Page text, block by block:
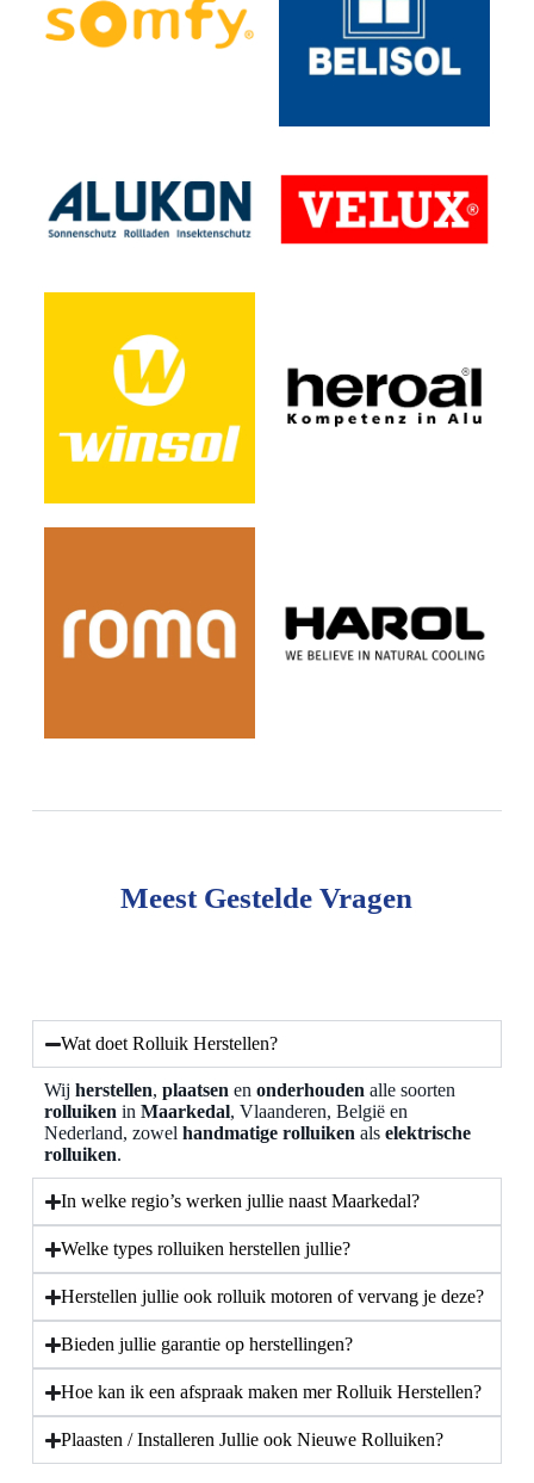
Meest Gestelde Vragen
Wat doet Rolluik Herstellen?
Wij herstellen, plaatsen en onderhouden alle soorten
rolluiken in Maarkedal, Vlaanderen, België en
Nederland, zowel handmatige rolluiken als elektrische
rolluiken.
In welke regio’s werken jullie naast Maarkedal?
Welke types rolluiken herstellen jullie?
Herstellen jullie ook rolluik motoren of vervang je deze?
Bieden jullie garantie op herstellingen?
Hoe kan ik een afspraak maken mer Rolluik Herstellen?
Plaasten / Installeren Jullie ook Nieuwe Rolluiken?